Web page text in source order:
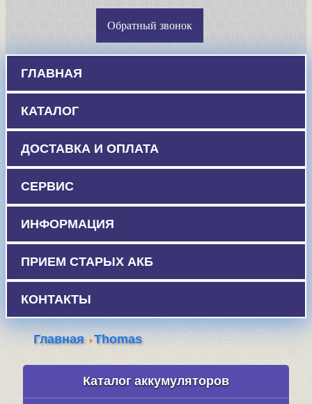
Обратный звонок
ГЛАВНАЯ
КАТАЛОГ
ДОСТАВКА И ОПЛАТА
СЕРВИС
ИНФОРМАЦИЯ
ПРИЕМ СТАРЫХ АКБ
КОНТАКТЫ
Главная Thomas
Каталог аккумуляторов